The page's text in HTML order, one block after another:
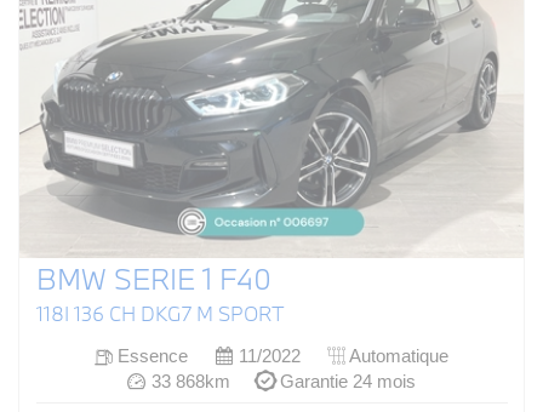
BMW SERIE 1 F40
118I 136 CH DKG7 M SPORT
Essence 11/2022
Automatique
33 868km
Garantie 24 mois